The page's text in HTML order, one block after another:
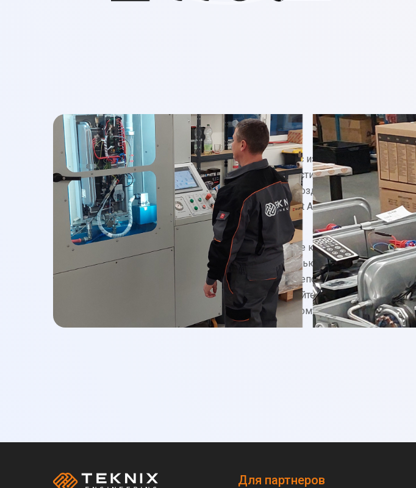
Ключевым этапом на нашем пути стало партнерство с известной
дизайнерской студией для создания современного и стильного дизайна
для наших клиентов. Это сотрудничество привело к созданию модели
ESPRO, которая получила престижную награду Red Dot Award за лучший
дизайн продукта в индустрии в 2023 году.
В TEKNIX мы не просто создаем умные электрические котлы; мы
формируем будущее отопительных решений с помощью наших
передовых технологий, исключительного дизайна и непоколебимой
приверженности устойчивому развитию. Присоединяйтесь к нам в этом
путешествии к более умному, экологичному и стильному будущему.
Для партнеров